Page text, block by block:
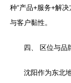
种“产品+服务+解
与客户黏性。
四、 区位与品
沈阳作为东北